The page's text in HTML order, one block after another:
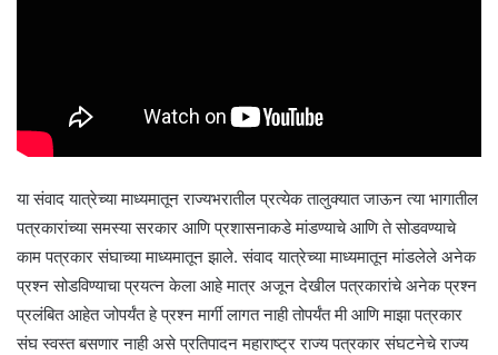
या संवाद यात्रेच्या माध्यमातून राज्यभरातील प्रत्येक तालुक्यात जाऊन त्या भागातील
पत्रकारांच्या समस्या सरकार आणि प्रशासनाकडे मांडण्याचे आणि ते सोडवण्याचे
काम पत्रकार संघाच्या माध्यमातून झाले. संवाद यात्रेच्या माध्यमातून मांडलेले अनेक
प्रश्न सोडविण्याचा प्रयत्न केला आहे मात्र अजून देखील पत्रकारांचे अनेक प्रश्न
प्रलंबित आहेत जोपर्यंत हे प्रश्न मार्गी लागत नाही तोपर्यंत मी आणि माझा पत्रकार
संघ स्वस्त बसणार नाही असे प्रतिपादन महाराष्ट्र राज्य पत्रकार संघटनेचे राज्य